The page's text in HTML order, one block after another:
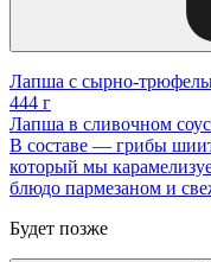
Лапша с сырно-
444 г
Лапша в сливочном
В составе — грибы
который мы
блюдо пармезаном и
Будет позже